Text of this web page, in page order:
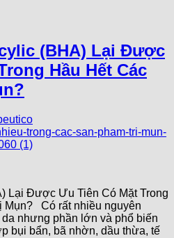
(BHA) Lại Được
Hầu Hết Các
Lại Được Ưu Tiên Có Mặt Trong
Mụn? Có rất nhiều nguyên
nhưng phần lớn và phổ biến
bụi bẩn, bã nhờn, dầu thừa, tế